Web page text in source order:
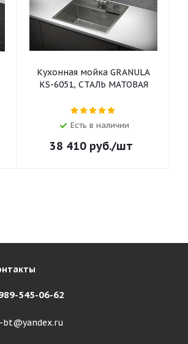
Кухонная мойка GRANULA
KS-6051, СТАЛЬ МАТОВАЯ
Есть в наличии
38 410 руб./шт
545-06-62
bt@yandex.ru